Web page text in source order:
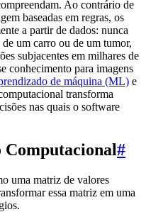
Ao contrário de
baseadas em regras, os
a partir de dados: nunca
um carro ou de um tumor,
subjacentes em milhares de
conhecimento para imagens
de máquina (ML) e
transforma
nas quais o software
Computacional#
uma matriz de valores
essa matriz em uma